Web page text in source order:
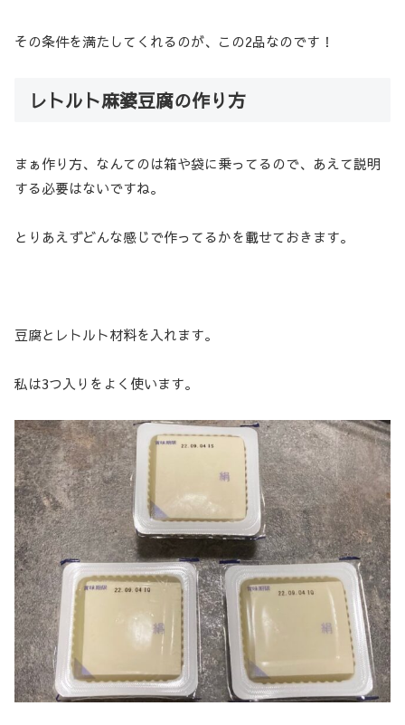
その条件を満たしてくれるのが、この2品なのです！
レトルト麻婆豆腐の作り方
まぁ作り方、なんてのは箱や袋に乗ってるので、あえて説明
する必要はないですね。
とりあえずどんな感じで作ってるかを載せておきます。
豆腐とレトルト材料を入れます。
私は3つ入りをよく使います。